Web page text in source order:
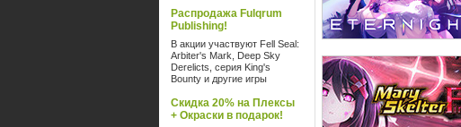
Распродажа Fulqrum
Publishing!
В акции участвуют Fell Seal:
Arbiter's Mark, Deep Sky
Derelicts, серия King's
Bounty и другие игры
Скидка 20% на Плексы
+ Окраски в подарок!